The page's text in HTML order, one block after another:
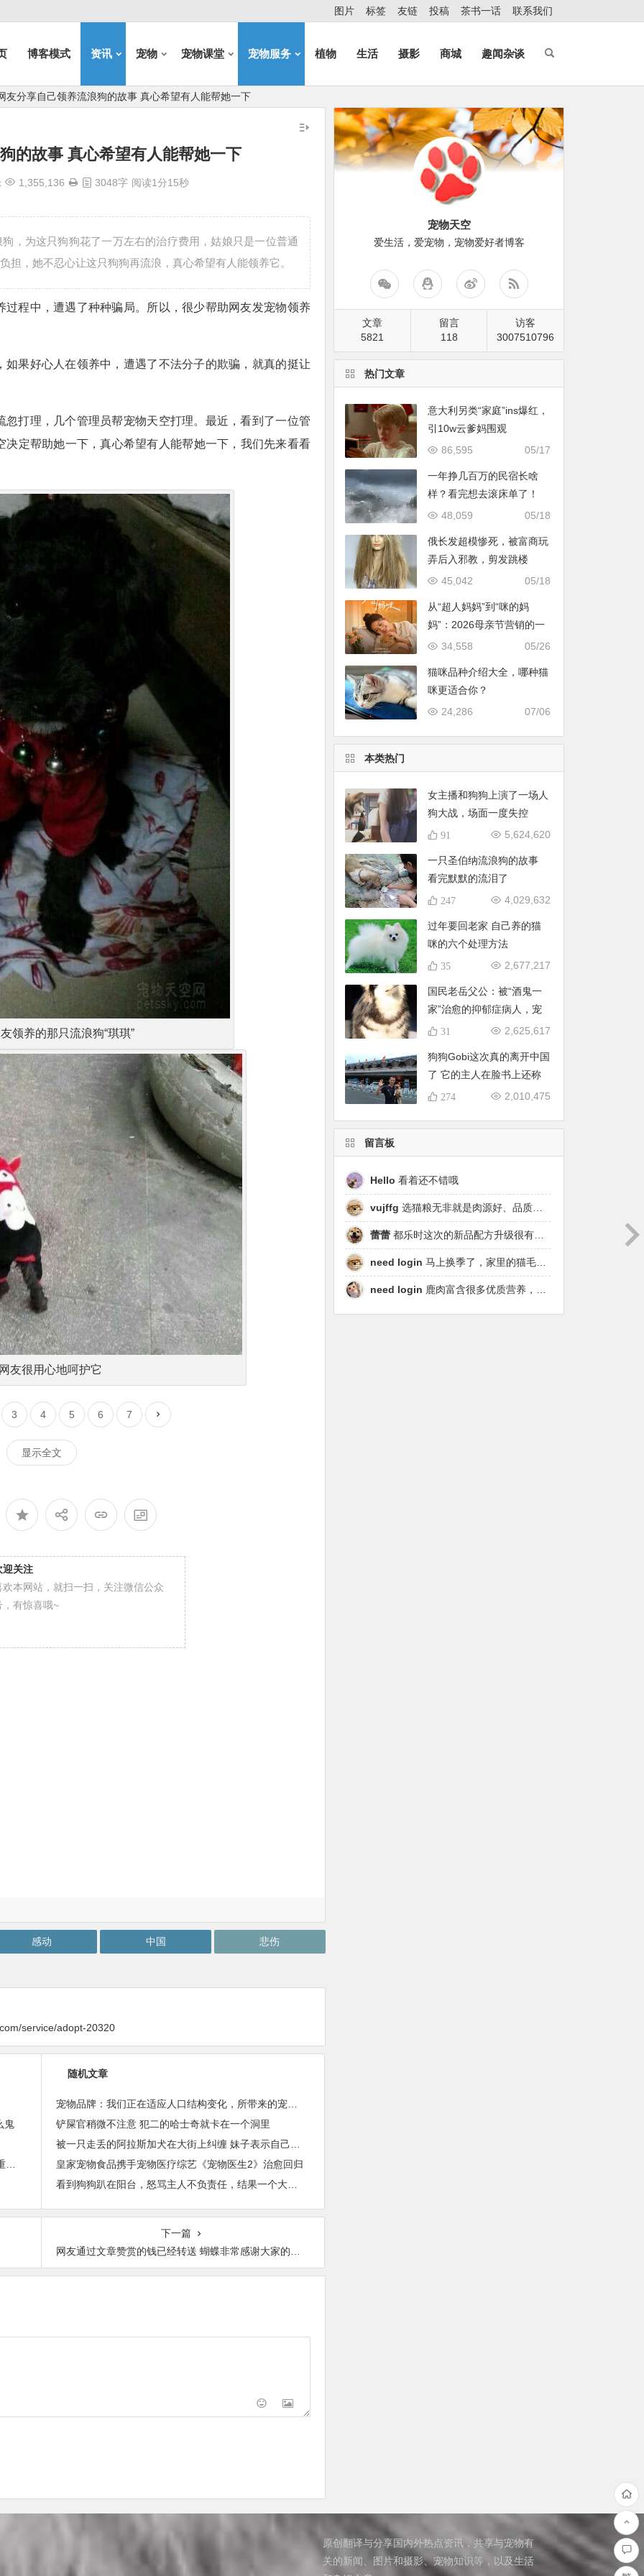
图片 标签 友链 投稿 茶书一话 联系我们
博客模式 资讯 宠物 宠物课堂 宠物服务 植物 生活 摄影 商城 趣闻杂谈
友分享自己领养流浪狗的故事 真心希望有人能帮她一下
的故事 真心希望有人能帮她一下
1,355,136 3048字 阅读1分15秒
，为这只狗狗花了一万左右的治疗费用，姑娘只是一位普通
担，她不忍心让这只狗狗再流浪，真心希望有人能领养它。
程中，遭遇了种种骗局。所以，很少帮助网友发宠物领养
果好心人在领养中，遭遇了不法分子的欺骗，就真的挺让
打理，几个管理员帮宠物天空打理。最近，看到了一位管
决定帮助她一下，真心希望有人能帮她一下，我们先来看看
领养的那只流浪狗“琪琪”
友很用心地呵护它
3 4 5 6 7
显示全文
迎关注
欢本网站，就扫一扫，关注微信公众
，有惊喜哦~
感动 中国 悲伤
service/adopt-20320
鬼
随机文章
宠物品牌：我们正在适应人口结构变化，所带来的宠物行业增长
铲屎官稍微不注意 犯二的哈士奇就卡在一个洞里
皇家宠物食品携手宠物医疗综艺《宠物医生2》治愈回归
看到狗狗趴在阳台，怒骂主人不负责任，结果一个大反转……
下一篇
网友通过文章赞赏的钱已经转送 蝴蝶非常感谢大家的帮助
宠物天空
爱生活，爱宠物，宠物爱好者博客
文章
5821
留言
118
访客
3007510796
热门文章
意大利另类“家庭”ins爆红，
引10w云爹妈围观
05/17
86,595
一年挣几百万的民宿长啥
样？看完想去滚床单了！
05/18
48,059
俄长发超模惨死，被富商玩
弄后入邪教，剪发跳楼
05/18
45,042
从“超人妈妈”到“咪的妈
妈”：2026母亲节营销的一
次温情破题
05/26
34,558
猫咪品种介绍大全，哪种猫
咪更适合你？
07/06
24,286
本类热门
女主播和狗狗上演了一场人
狗大战，场面一度失控
5,624,620
91
一只圣伯纳流浪狗的故事
看完默默的流泪了
4,029,632
247
过年要回老家 自己养的猫
咪的六个处理方法
2,677,217
35
国民老岳父公：被“酒鬼一
家”治愈的抑郁症病人，宠
物文化的推进者
2,625,617
31
狗狗Gobi这次真的离开中国
了 它的主人在脸书上还称
赞中国
2,010,475
274
留言板
Hello 看着还不错哦
vujffg 选猫粮无非就是肉源好、品质好、工艺好，都乐时磷虾鹿肉烘焙粮真的可以闭眼冲了！
蕾蕾 都乐时这次的新品配方升级很有针对性，从原料溯源到营养配比都踩中了当下高端市场的需求点，期待后续的区域代理政策。
need login 马上换季了，家里的猫毛又要多起来了……太需要像都乐时这种28天就能改善毛发的产品！
need login 鹿肉富含很多优质营养，磷虾油对毛发改善也很明显，都乐时太懂铲屎官想要什么了
原创翻译与分享国内外热点资讯，共享与宠物有
关的新闻、图片和摄影、宠物知识等，以及生活